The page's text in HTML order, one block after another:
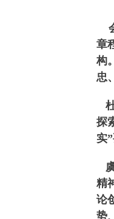
章
构
忠
探
实
精
论
势